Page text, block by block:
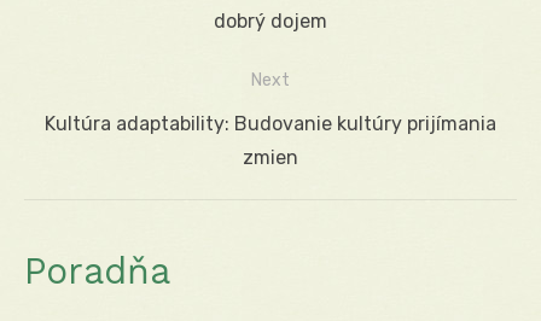
dobrý dojem
Next
Next
Kultúra adaptability: Budovanie kultúry prijímania
zmien
Poradňa